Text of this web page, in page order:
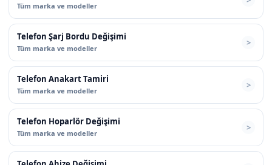
Tüm marka ve modeller
Telefon Şarj Bordu Değişimi
Tüm marka ve modeller
Telefon Anakart Tamiri
Tüm marka ve modeller
Telefon Hoparlör Değişimi
Tüm marka ve modeller